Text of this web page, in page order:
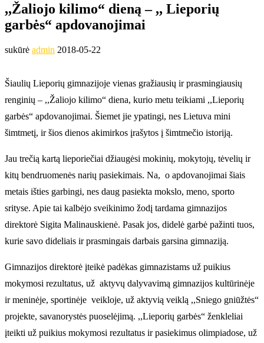
,,Žaliojo kilimo“ dieną – ,, Lieporių
garbės“ apdovanojimai
sukūrė admin 2018-05-22
Šiaulių Lieporių gimnazijoje vienas gražiausių ir prasmingiausių
renginių – ,,Žaliojo kilimo“ diena, kurio metu teikiami ,,Lieporių
garbės“ apdovanojimai. Šiemet jie ypatingi, nes Lietuva mini
šimtmetį, ir šios dienos akimirkos įrašytos į šimtmečio istoriją.
Jau trečią kartą lieporiečiai džiaugėsi mokinių, mokytojų, tėvelių ir
kitų bendruomenės narių pasiekimais. Na, o apdovanojimai šiais
metais išties garbingi, nes daug pasiekta mokslo, meno, sporto
srityse. Apie tai kalbėjo sveikinimo žodį tardama gimnazijos
direktorė Sigita Malinauskienė. Pasak jos, didelė garbė pažinti tuos,
kurie savo dideliais ir prasmingais darbais garsina gimnaziją.
Gimnazijos direktorė įteikė padėkas gimnazistams už puikius
mokymosi rezultatus, už aktyvų dalyvavimą gimnazijos kultūrinėje
ir meninėje, sportinėje veikloje, už aktyvią veiklą ,,Sniego gniūžtės“
projekte, savanorystės puoselėjimą. ,,Lieporių garbės“ ženkleliai
įteikti už puikius mokymosi rezultatus ir pasiekimus olimpiadose, už